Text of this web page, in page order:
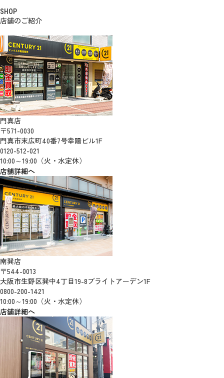
SHOP
店舗のご紹介
門真店
〒571-0030
門真市末広町40番7号幸陽ビル1F
0120-512-021
10:00～19:00（火・水定休）
店舗詳細へ
南巽店
〒544-0013
大阪市生野区巽中4丁目19-8ブライトアーデン1F
0800-200-1421
10:00～19:00（火・水定休）
店舗詳細へ